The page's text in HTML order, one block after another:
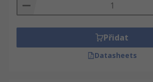
Přidat
Datasheets